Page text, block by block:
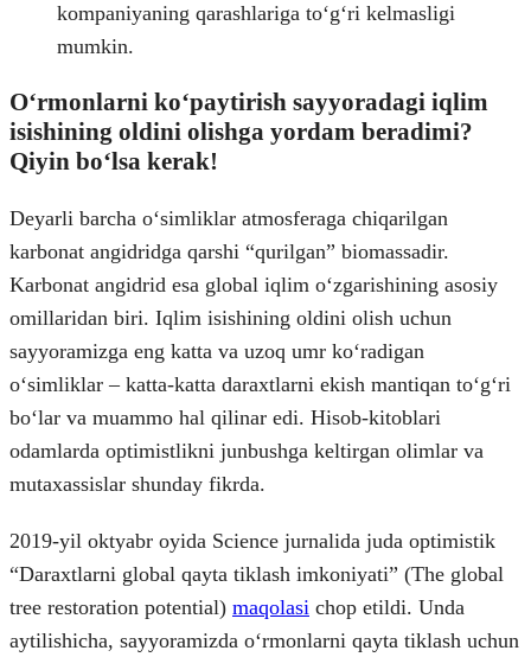
kompaniyaning qarashlariga toʻgʻri kelmasligi
mumkin.
Oʻrmonlarni koʻpaytirish sayyoradagi iqlim
isishining oldini olishga yordam beradimi?
Qiyin boʻlsa kerak!
Deyarli barcha oʻsimliklar atmosferaga chiqarilgan
karbonat angidridga qarshi “qurilgan” biomassadir.
Karbonat angidrid esa global iqlim oʻzgarishining asosiy
omillaridan biri. Iqlim isishining oldini olish uchun
sayyoramizga eng katta va uzoq umr koʻradigan
oʻsimliklar – katta-katta daraxtlarni ekish mantiqan toʻgʻri
boʻlar va muammo hal qilinar edi. Hisob-kitoblari
odamlarda optimistlikni junbushga keltirgan olimlar va
mutaxassislar shunday fikrda.
2019-yil oktyabr oyida Science jurnalida juda optimistik
“Daraxtlarni global qayta tiklash imkoniyati” (The global
tree restoration potential) maqolasi chop etildi. Unda
aytilishicha, sayyoramizda oʻrmonlarni qayta tiklash uchun